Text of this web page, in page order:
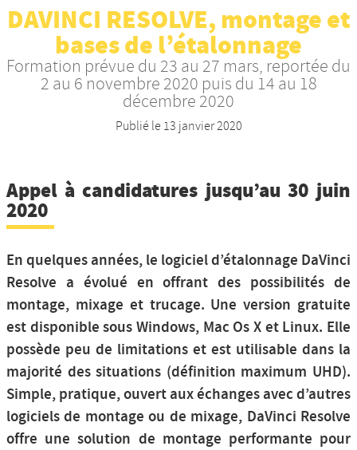
Nos productions et +
DAVINCI RESOLVE, montage et
bases de l’étalonnage
Formation prévue du 23 au 27 mars, reportée du
2 au 6 novembre 2020 puis du 14 au 18
décembre 2020
Publié le 13 janvier 2020
Appel à candidatures jusqu’au 30 juin
2020
En quelques années, le logiciel d’étalonnage DaVinci
Resolve a évolué en offrant des possibilités de
montage, mixage et trucage. Une version gratuite
est disponible sous Windows, Mac Os X et Linux. Elle
possède peu de limitations et est utilisable dans la
majorité des situations (définition maximum UHD).
Simple, pratique, ouvert aux échanges avec d’autres
logiciels de montage ou de mixage, DaVinci Resolve
offre une solution de montage performante pour